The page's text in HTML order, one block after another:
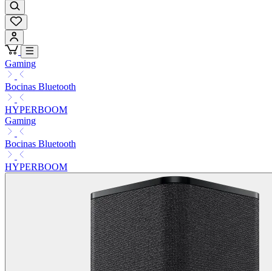
Gaming
Bocinas Bluetooth
HYPERBOOM
Gaming
Bocinas Bluetooth
HYPERBOOM